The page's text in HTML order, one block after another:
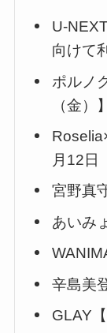
U-
向けて
ポルノ
（金）】
月12日
宮野真
あいみ
辛島美
GLAY